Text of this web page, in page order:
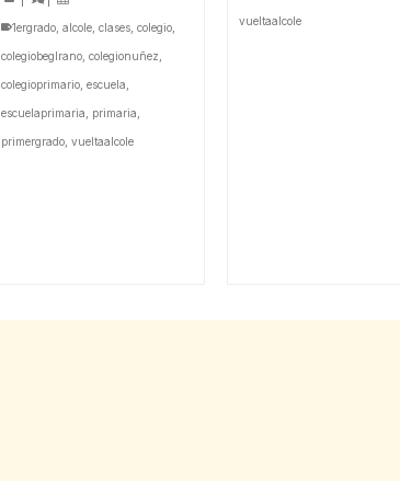
1ergrado, alcole, clases, colegio,
colegiobeglrano, colegionuñez
colegioprimario, escuela
escuelaprimaria primaria
primergrado, vueltaalcole
vueltaalcole